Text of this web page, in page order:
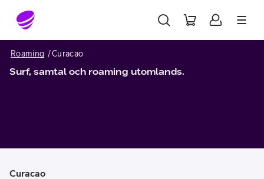
Gå till sidans innehåll
Roaming Curacao
Surf, samtal och roaming utomlands.
Curacao